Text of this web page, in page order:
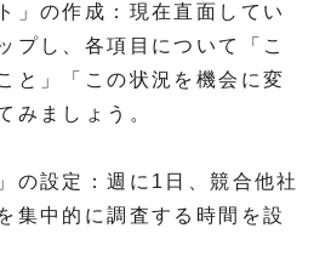
」の作成：現在直面してい
プし、各項目について「こ
と」「この状況を機会に変
みましょう。
の設定：週に1日、競合他社
集中的に調査する時間を設